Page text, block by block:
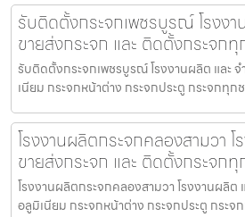
รับติดตั้งกระจกเพชรบูรณ์ โรงง
ขายส่งกระจก และ ติดตั้งกระจก
รับติดตั้งกระจกเพชรบูรณ์ โรงงานผลิต และ
เนียม กระจกหน้าต่าง กระจกประตู กระจกทุก
โรงงานผลิตกระจกคลองสามวา
ขายส่งกระจก และ ติดตั้งกระจก
โรงงานผลิตกระจกคลองสามวา โรงงานผลิต
อลูมิเนียม กระจกหน้าต่าง กระจกประตู กระจ